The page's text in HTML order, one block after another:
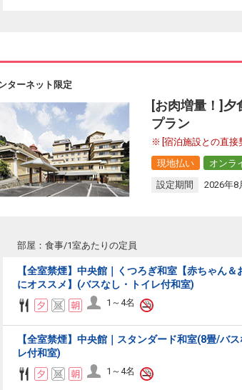
ターネット限定
[お肉増量！]夕
プラン
[宿泊施設との直接
現地払い
オンラ
設定期間
2026年8
部屋：食事/1室あたりの定員
【全室禁煙】中央館｜くつろぎ和室【赤ちゃん＆
にオススメ】(バスなし・トイレ付和室)
1～4名
【全室禁煙】中央館｜スタンダード和室(8畳/バ
レ付和室)
1～4名